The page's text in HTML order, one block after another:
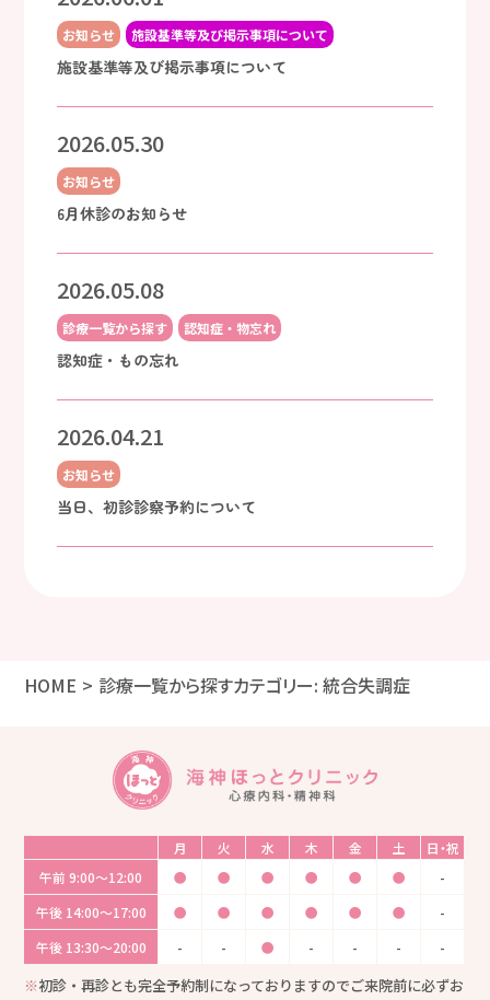
お知らせ 施設基準等及び掲示事項について
施設基準等及び掲示事項について
2026.05.30
お知らせ
6月休診のお知らせ
2026.05.08
診療一覧から探す 認知症・物忘れ
認知症・もの忘れ
2026.04.21
お知らせ
当日、初診診察予約について
HOME 診療一覧から探すカテゴリー:統合失調症
月 火 水 木 金 土
日・祝
午前 9:00〜12:00 ● ● ● ● ● ●
-
午後 14:00〜17:00 ● ● ● ● ● ●
-
午後 13:30〜20:00 - - ● - - - -
※初診・再診とも完全予約制になっておりますのでご来院前に必ずお